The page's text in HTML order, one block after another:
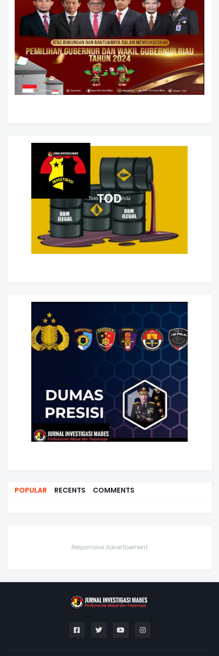
POPULAR RECENTS COMMENTS
Responsive Advertisement